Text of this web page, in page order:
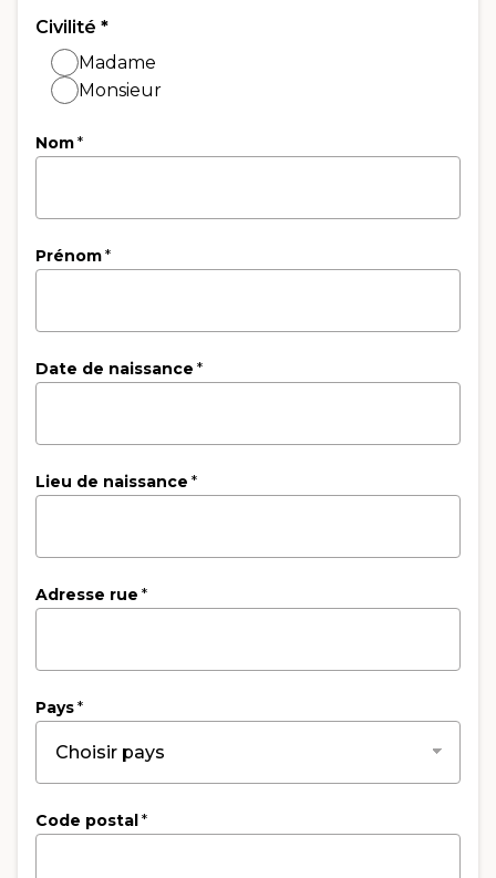
Civilité *
Madame
Monsieur
Nom*
Prénom*
Date de naissance *
Lieu de naissance *
Adresse rue *
Pays*
Code postal *